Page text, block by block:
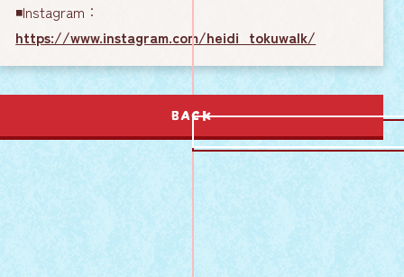
◾️Instagram：
https://www.instagram.com/heidi_tokuwalk/
BACK